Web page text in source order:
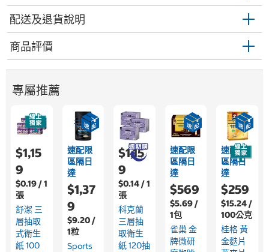
配送及退貨說明
商品評價
專屬推薦
$1,15
9
$0.19 / 1
張
舒潔 三
層抽取
式衛生
紙 100
速配限
區隔日
達
$1,37
9
$9.20 /
1粒
Sports
$1,15
9
$0.14 / 1
張
科克蘭
三層抽
取衛生
紙 120抽
速配限
區隔日
達
$569
$5.69 /
1包
雀巢 金
牌微研
速配限
區隔日
達
$259
$15.24 /
100公克
桂格 黃
金麩片